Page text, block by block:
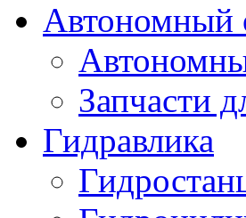
Автономный
Запчасти
Гидравлика